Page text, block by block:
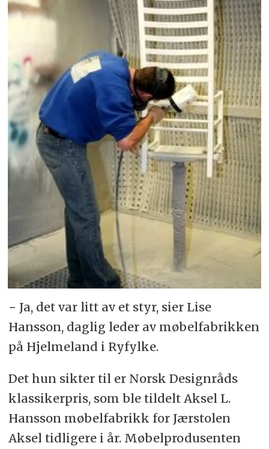
− Ja, det var litt av et styr, sier Lise
Hansson, daglig leder av møbelfabrikken
på Hjelmeland i Ryfylke.
Det hun sikter til er Norsk Designråds
klassikerpris, som ble tildelt Aksel L.
Hansson møbelfabrikk for Jærstolen
Aksel tidligere i år. Møbelprodusenten